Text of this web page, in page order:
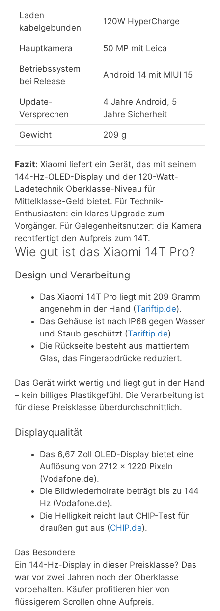
Laden
kabelgebunden
120W HyperCharge
Hauptkamera 50 MP mit Leica
Betriebssystem
bei Release
Android 14 mit MIUI 15
Update-
Versprechen
4 Jahre Android, 5
Jahre Sicherheit
Gewicht 209 g
Fazit: Xiaomi liefert ein Gerät, das mit seinem
144-Hz-OLED-Display und der 120-Watt-
Ladetechnik Oberklasse-Niveau für
Mittelklasse-Geld bietet. Für Technik-
Enthusiasten: ein klares Upgrade zum
Vorgänger. Für Gelegenheitsnutzer: die Kamera
rechtfertigt den Aufpreis zum 14T.
Wie gut ist das Xiaomi 14T Pro?
Design und Verarbeitung
Das Xiaomi 14T Pro liegt mit 209 Gramm
angenehm in der Hand (Tariftip.de).
Das Gehäuse ist nach IP68 gegen Wasser
und Staub geschützt (Tariftip.de).
Die Rückseite besteht aus mattiertem
Glas, das Fingerabdrücke reduziert.
Das Gerät wirkt wertig und liegt gut in der Hand
– kein billiges Plastikgefühl. Die Verarbeitung ist
für diese Preisklasse überdurchschnittlich.
Displayqualität
Das 6,67 Zoll OLED-Display bietet eine
Auflösung von 2712 x 1220 Pixeln
(Vodafone.de).
Die Bildwiederholrate beträgt bis zu 144
Hz (Vodafone.de).
Die Helligkeit reicht laut CHIP-Test für
draußen gut aus (CHIP.de).
Das Besondere
Ein 144-Hz-Display in dieser Preisklasse? Das
war vor zwei Jahren noch der Oberklasse
vorbehalten. Käufer profitieren hier von
flüssigerem Scrollen ohne Aufpreis.